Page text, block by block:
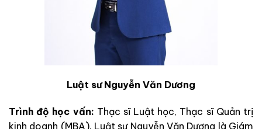
Luật sư Nguyễn Văn Dương
Trình độ học vấn: Thạc sĩ Luật học, Thạc sĩ Quản trị
kinh doanh (MBA). Luật sư Nguyễn Văn Dương là Giám